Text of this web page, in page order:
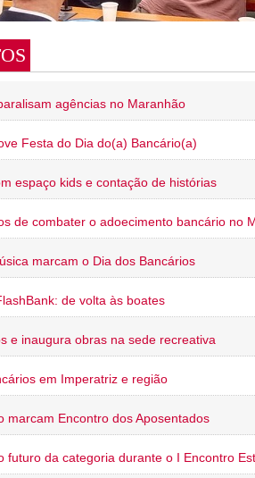
agências no Maranhão
Festa do Dia do(a) Bancário(a)
espaço kids e contação de histórias
de combater o adoecimento bancário no
marcam o Dia dos Bancários
de volta às boates
e inaugura obras na sede recreativa
em Imperatriz e região
marcam Encontro dos Aposentados
futuro da categoria durante o I Encontro